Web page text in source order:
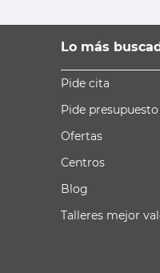
Lo más
Pide cita
Pide presupuesto
Ofertas
Centros
Blog
Talleres mejor